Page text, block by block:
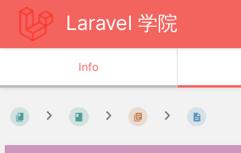
Laravel 学院
Info